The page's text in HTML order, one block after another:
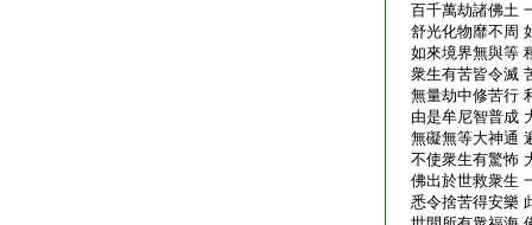
百千萬劫諸佛土
舒光化物靡不周
如來境界無與等
衆生有苦皆令滅
無量劫中修苦行
由是牟尼智普成
無礙無等大神通
不使衆生有驚怖
佛出於世救衆生
悉令捨苦得安樂